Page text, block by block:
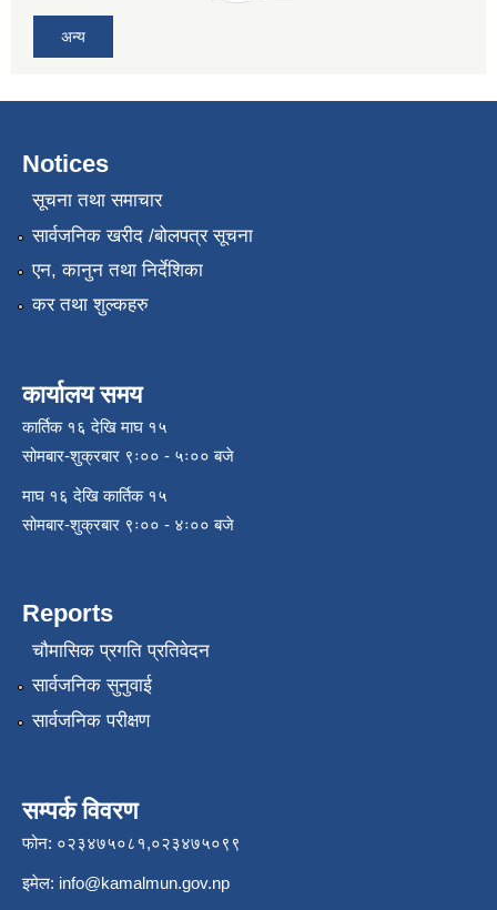
अन्य
Notices
सूचना तथा समाचार
सार्वजनिक खरीद /बोलपत्र सूचना
एन, कानुन तथा निर्देशिका
कर तथा शुल्कहरु
कार्यालय समय
कार्तिक १६ देखि माघ १५
सोमबार-शुक्रबार ९ः०० - ५ः०० बजे
माघ १६ देखि कार्तिक १५
सोमबार-शुक्रबार ९ः०० - ४ः०० बजे
Reports
चौमासिक प्रगति प्रतिवेदन
सार्वजनिक सुनुवाई
सार्वजनिक परीक्षण
सम्पर्क विवरण
फोन: ०२३४७५०८१,०२३४७५०९९
इमेल: info@kamalmun.gov.np